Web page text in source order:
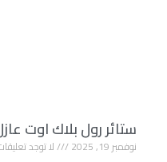
ستائر رول بلاك اوت
نوفمبر 19, 2025 لا توجد